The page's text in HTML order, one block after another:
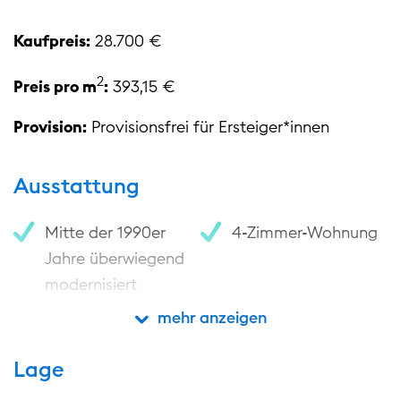
Kaufpreis: 28.700 €
Preis pro m2: 393,15 €
Provision: Provisionsfrei für Ersteiger*innen
Ausstattung
Mitte der 1990er
Jahre überwiegend
modernisiert
4-Zimmer-Wohnung
Balkon an der
ca. 73 m²
mehr/weniger anzeigen
mehr anzeigen
Lage